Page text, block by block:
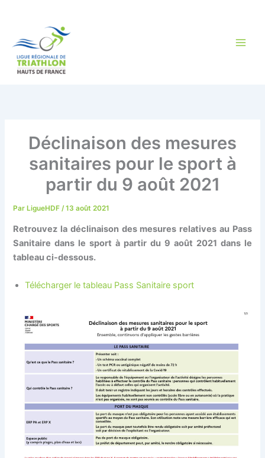
Déclinaison des mesures
sanitaires pour le sport à
partir du 9 août 2021
ParLigueHDF /13 août 2021
Retrouvez la déclinaison des mesures relatives au Pass
Sanitaire dans le sport à partir du 9 août 2021 dans le
tableau ci-dessous.
Télécharger le tableau Pass Sanitaire sport